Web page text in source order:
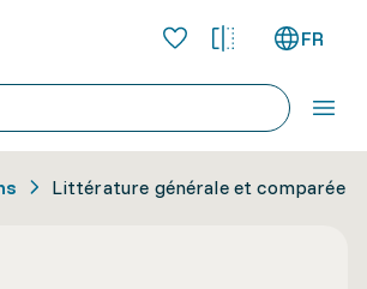
FR
Littérature générale et comparée